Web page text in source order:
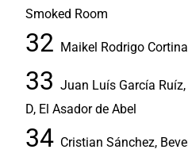
Smoked Room
Maikel Rodrigo
Juan Luís García
D, El Asador de Abel
Cristian Sánchez,